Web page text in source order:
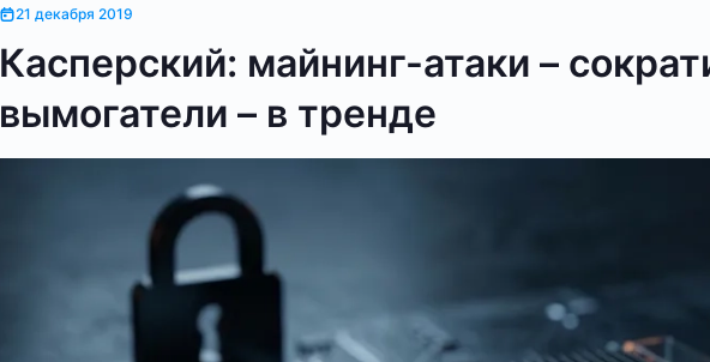
21 декабря 2019
Касперский: майнинг-атаки –
вымогатели – в тренде